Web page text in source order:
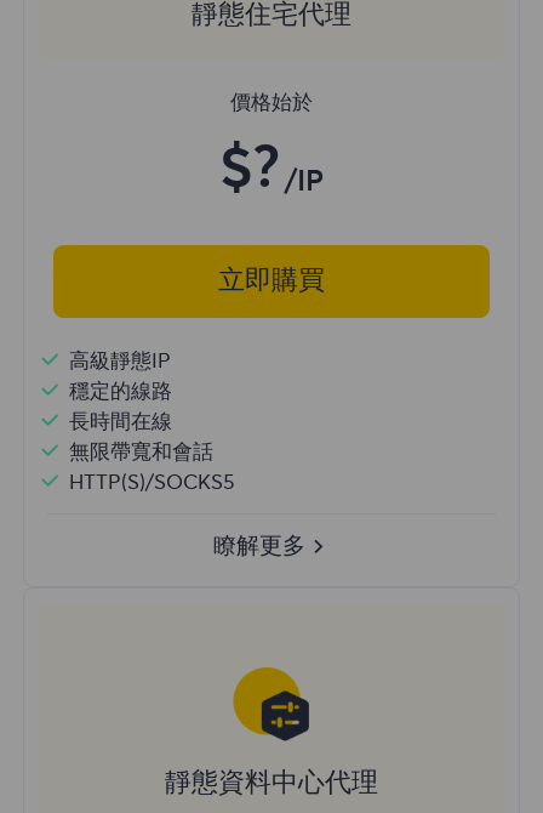
靜態住宅代理
價格始於
$? /IP
立即購買
高級靜態IP
穩定的線路
長時間在線
無限帶寬和會話
HTTP(S)/SOCKS5
瞭解更多
靜態資料中心代理